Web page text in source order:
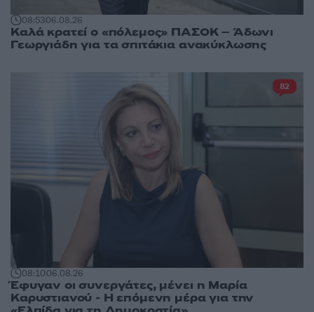
08:5306.08.26
Καλά κρατεί ο «πόλεμος» ΠΑΣΟΚ – Άδωνι
Γεωργιάδη για τα σπιτάκια ανακύκλωσης
08:1006.08.26
Έφυγαν οι συνεργάτες, μένει η Μαρία
Καρυστιανού - Η επόμενη μέρα για την
82